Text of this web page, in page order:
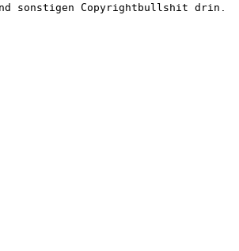
sonstigen Copyrightbullshit drin.